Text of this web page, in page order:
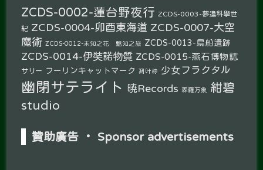
ZCDS-0002-蓮台野夜行 ZCDS-0003-夢違科學世
紀 ZCDS-0004-卯酉東海道 ZCDS-0007-大空
魔術 ZCDS-0012-未知之花 魅知之旅 ZCDS-0013-鳥船遺跡
ZCDS-0014-伊奘諾物質 ZCDS-0015-燕石博物誌
サリー フーリンキャットマーク 凋叶棕 少女フラクタル
幽閉サテライト 暁Records 森羅万象
紺碧
studio
贊助廣告 ‧ Sponsor advertisements